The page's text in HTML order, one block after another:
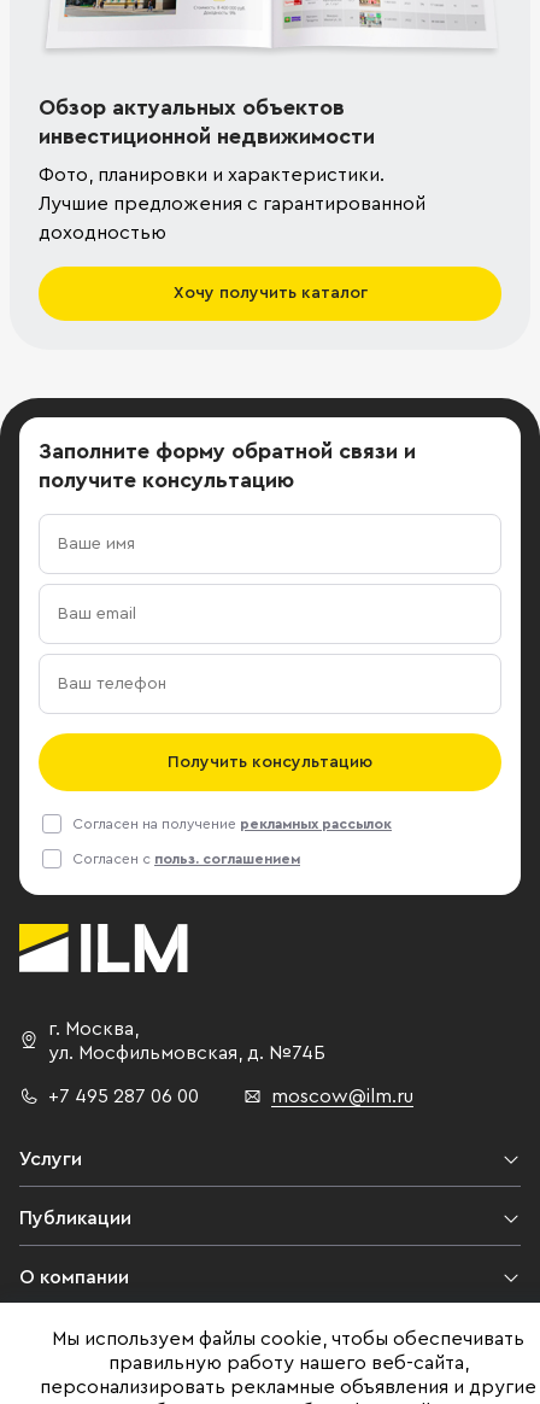
Обзор актуальных объектов
инвестиционной недвижимости
Фото, планировки и характеристики.
Лучшие предложения с гарантированной
доходностью
Хочу получить каталог
Заполните форму обратной связи и
получите консультацию
Получить консультацию
Согласен на получение рекламных рассылок
Согласен с польз. соглашением
г. Москва
ул. Мосфильмовская,
д. №74Б
+7 495 287 06 00 moscow@ilm.ru
Услуги
Публикации
О компании
Контакты
Юридическая информация
Мы используем файлы cookie, чтобы обеспечивать
правильную работу нашего веб-сайта,
персонализировать рекламные объявления и другие